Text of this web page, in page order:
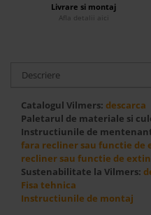
Paturi Copii
Accesorii
Olta
Canapele
Fotolii si Demifotolii
Best Sleep
Saltele
Livrare si montaj
Afla detalii aici
Descriere
Catalogul Vilmers: descarca
Paletarul de materiale si
Instructiunile de
fara recliner sau functie de
recliner sau functie de
Sustenabilitate la Vilmers:
Fisa tehnica
Instructiunile de montaj